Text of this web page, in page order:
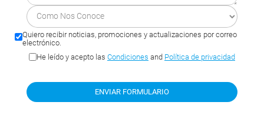
Quiero recibir noticias, promociones y actualizaciones por correo
electrónico.
He leído y acepto las Condiciones and Política de privacidad